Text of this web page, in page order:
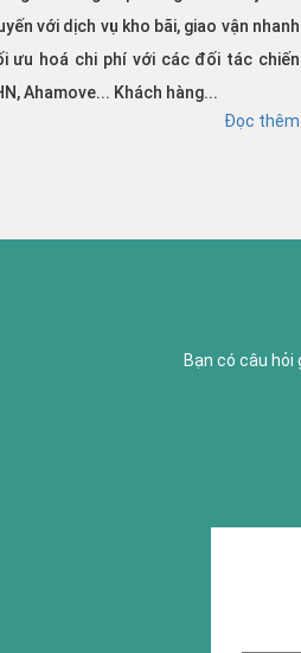
với dịch vụ kho bãi, giao vận nhanh
ưu hoá chi phí với các đối tác chiến
Ahamove... Khách hàng...
Đọc thêm
Bạn có câu